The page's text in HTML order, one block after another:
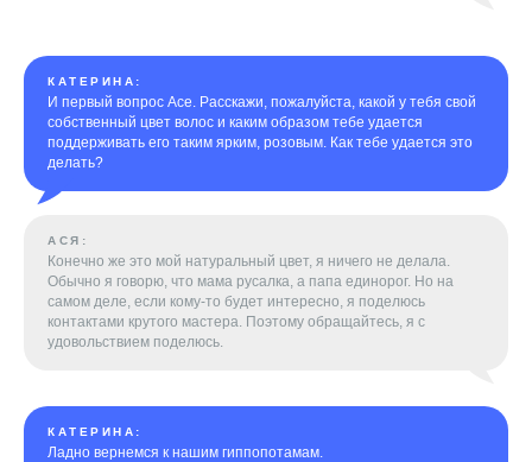
КАТЕРИНА:
И первый вопрос Асе. Расскажи, пожалуйста, какой у тебя свой
собственный цвет волос и каким образом тебе удается
поддерживать его таким ярким, розовым. Как тебе удается это
делать?
АСЯ:
Конечно же это мой натуральный цвет, я ничего не делала.
Обычно я говорю, что мама русалка, а папа единорог. Но на
самом деле, если кому-то будет интересно, я поделюсь
контактами крутого мастера. Поэтому обращайтесь, я с
удовольствием поделюсь.
КАТЕРИНА:
Ладно вернемся к нашим гиппопотамам.